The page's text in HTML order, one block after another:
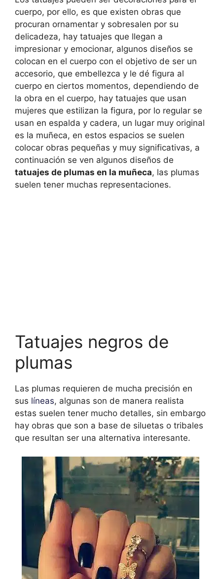
cuerpo, por ello, es que existen obras que
procuran ornamentar y sobresalen por su
delicadeza, hay tatuajes que llegan a
impresionar y emocionar, algunos diseños se
colocan en el cuerpo con el objetivo de ser un
accesorio, que embellezca y le dé figura al
cuerpo en ciertos momentos, dependiendo de
la obra en el cuerpo, hay tatuajes que usan
mujeres que estilizan la figura, por lo regular se
usan en espalda y cadera, un lugar muy original
es la muñeca, en estos espacios se suelen
colocar obras pequeñas y muy significativas, a
continuación se ven algunos diseños de
tatuajes de plumas en la muñeca, las plumas
suelen tener muchas representaciones.
Tatuajes negros de
plumas
Las plumas requieren de mucha precisión en
sus líneas, algunas son de manera realista
estas suelen tener mucho detalles, sin embargo
hay obras que son a base de siluetas o tribales
que resultan ser una alternativa interesante.